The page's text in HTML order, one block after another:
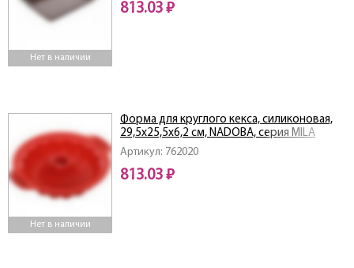
Нет в наличии
813.03 ₽
Нет в наличии
Артикул: 762020
Форма для круглого кекса, силиконовая,
29,5x25,5x6,2 см, NADOBA, серия MILA
813.03 ₽